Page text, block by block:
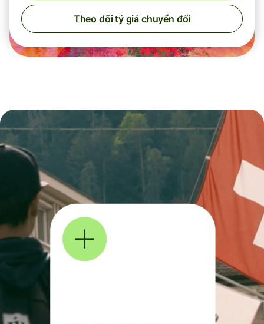
Theo dõi tỷ giá chuyển đổi